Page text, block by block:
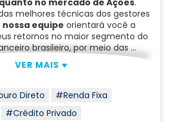
melhores técnicas dos gestores
nossa equipe orientará você a
retornos no maior segmento do
brasileiro, por meio das …
VER MAIS
Direto
#Renda Fixa
#Crédito Privado